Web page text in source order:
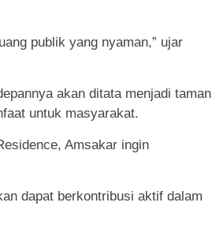
publik yang nyaman,” ujar
akan ditata menjadi taman
untuk masyarakat.
Amsakar ingin
dapat berkontribusi aktif dalam